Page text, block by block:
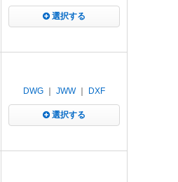
選択する
DWG JWW｜ DXF
選択する